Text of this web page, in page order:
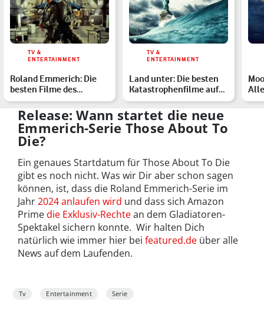
TV &
ENTERTAINMENT
Roland Emmerich: Die
besten Filme des
Katastrophenkönigs
TV &
ENTERTAINMENT
Land unter: Die besten
Katastrophenfilme auf
Netflix
Release: Wann startet die neue
Emmerich-Serie Those About To
Die?
Ein genaues Startdatum für Those About To Die
gibt es noch nicht. Was wir Dir aber schon sagen
können, ist, dass die Roland Emmerich-Serie im
Jahr2024 anlaufen wird und dass sich Amazon
Primedie Exklusiv-Rechtean dem Gladiatoren-
Spektakel sichern konnte. Wir halten Dich
natürlich wie immer hier bei featured.de über alle
News auf dem Laufenden.
Tv Entertainment Serie